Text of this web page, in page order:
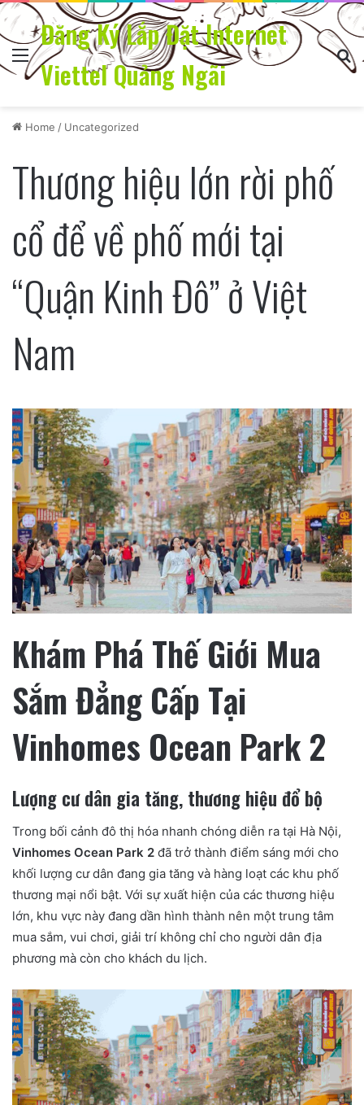
Menu
Đăng Ký Lắp Đặt Internet
Viettel Quảng Ngãi
Home / Uncategorized
Thương hiệu lớn rời phố
cổ để về phố mới tại
“Quận Kinh Đô” ở Việt
Nam
Khám Phá Thế Giới Mua
Sắm Đẳng Cấp Tại
Vinhomes Ocean Park 2
Lượng cư dân gia tăng, thương hiệu đổ bộ
Trong bối cảnh đô thị hóa nhanh chóng diễn ra tại Hà Nội,
Vinhomes Ocean Park 2 đã trở thành điểm sáng mới cho
khối lượng cư dân đang gia tăng và hàng loạt các khu phố
thương mại nổi bật. Với sự xuất hiện của các thương hiệu
lớn, khu vực này đang dần hình thành nên một trung tâm
mua sắm, vui chơi, giải trí không chỉ cho người dân địa
phương mà còn cho khách du lịch.